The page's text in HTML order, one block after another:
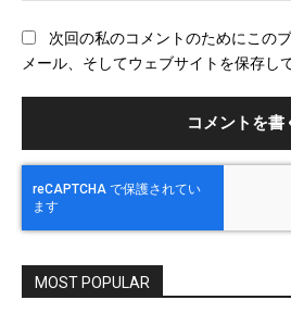
次回の私のコメントのためにこの
メール、そしてウェブサイトを保存し
MOST POPULAR